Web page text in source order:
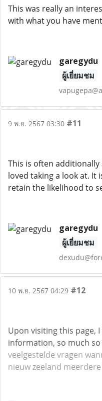
This was really an
with what you have
garegydu
ผู้เยี่ยมชม
9 พ.ย. 2567 03:30 #11
This is often
loved taking a look at. It
retain the likelihood to
garegydu
ผู้เยี่ยมชม
10 พ.ย. 2567 04:29 #12
Upon visiting this page,
information, so much
veelgestelde vragen
nieuw zeeland